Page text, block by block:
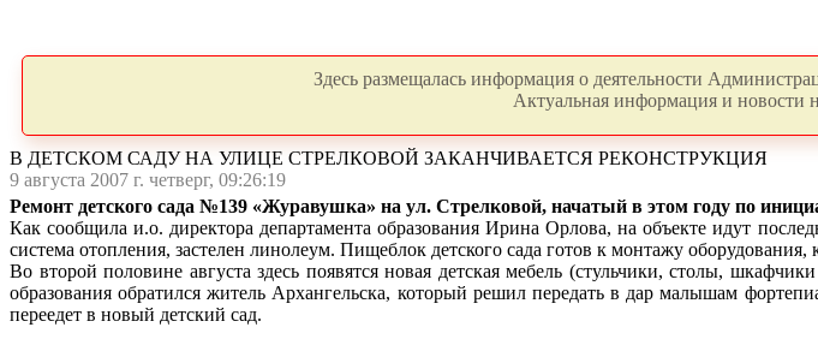
Здесь размещалась информация о деятельности
Актуальная информация и новости
В ДЕТСКОМ САДУ НА УЛИЦЕ СТРЕЛКОВОЙ ЗАКАНЧИВАЕТСЯ РЕКОНСТРУКЦИЯ
9 августа 2007 г. четверг, 09:26:19
Ремонт детского сада №139 «Журавушка» на ул. Стрелковой, начатый в этом году по
Как сообщила и.о. директора департамента образования Ирина Орлова, на объекте идут
система отопления, застелен линолеум. Пищеблок детского сада готов к монтажу
Во второй половине августа здесь появятся новая детская мебель (стульчики, столы,
образования обратился житель Архангельска, который решил передать в дар малышам
переедет в новый детский сад.